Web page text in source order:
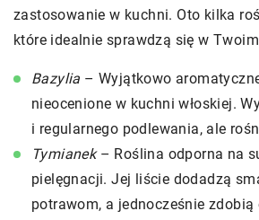
zastosowanie w kuchni. Oto kilka
które idealnie sprawdzą się w
Bazylia – Wyjątkowo
nieocenione w kuchni włoskiej.
i regularnego podlewania, ale
Tymianek– Roślina odporna na
pielęgnacji. Jej liście dodadzą
potrawom, a jednocześnie